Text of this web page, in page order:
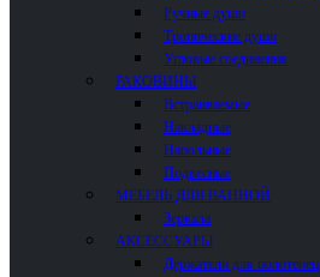
Ручные души
Тропические души
Угловые соединения
РАКОВИНЫ
Встраиваемые
Накладные
Напольные
Подвесные
МЕБЕЛЬ ДЛЯ ВАННОЙ
Зеркала
АКСЕССУАРЫ
Держатели для полотенец